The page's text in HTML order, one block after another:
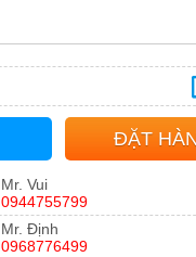
ĐẶT
Mr. Vui
0944755799
Mr. Định
0968776499